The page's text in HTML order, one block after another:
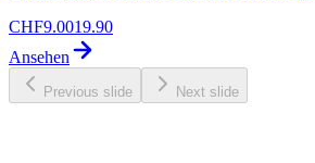
CHF9.0019.90
Ansehen
Previous slide Next slide